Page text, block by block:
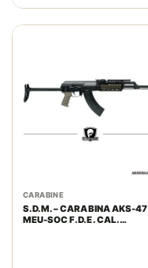
CARABINE
S.D.M. – CARABINA AKS-47
MEU-SOC F.D.E. CAL.